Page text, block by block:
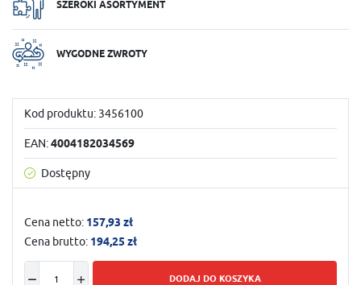
SZEROKI ASORTYMENT
WYGODNE ZWROTY
Kod produktu: 3456100
EAN:4004182034569
Dostępny
Cena netto: 157,93 zł
Cena brutto: 194,25 zł
DODAJ DO KOSZYKA